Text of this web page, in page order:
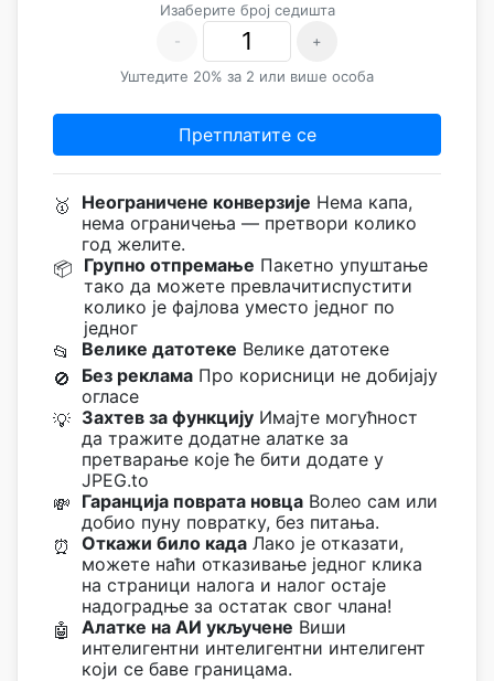
Изаберите број седишта
-
+
Уштедите 20% за 2 или више особа
Претплатите се
🥇 Неограничене конверзије Нема капа,
нема ограничења — претвори колико
год желите.
📦 Групно отпремање Пакетно упуштање
тако да можете превлачитиспустити
колико је фајлова уместо једног по
једног
📂
Велике датотеке Велике датотеке
🚫
Без реклама Про корисници не добијају
огласе
💡 Захтев за функцију Имајте могућност
да тражите додатне алатке за
претварање које ће бити додате у
JPEG.to
💸 Гаранција поврата новца Волео сам или
добио пуну повратку, без питања.
⏰
Откажи било када Лако је отказати,
можете наћи отказивање једног клика
на страници налога и налог остаје
надоградње за остатак свог члана!
🤖
Алатке на АИ укључене Виши
интелигентни интелигентни интелигент
који се баве границама.